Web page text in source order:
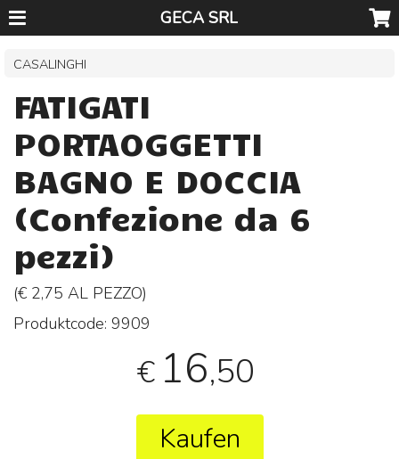
GECA SRL
CASALINGHI
FATIGATI
PORTAOGGETTI
BAGNO E DOCCIA
(Confezione da 6
pezzi)
(€ 2,75 AL PEZZO)
Produktcode:9909
€ 16,50
Kaufen